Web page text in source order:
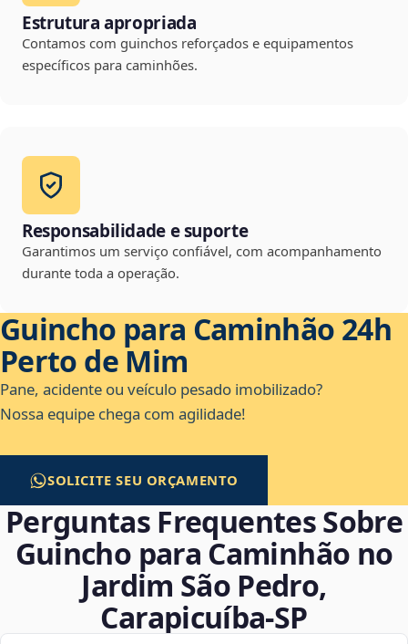
Estrutura apropriada
Contamos com guinchos reforçados e equipamentos
específicos para caminhões.
Responsabilidade e suporte
Garantimos um serviço confiável, com acompanhamento
durante toda a operação.
Guincho para Caminhão 24h
Perto de Mim
Pane, acidente ou veículo pesado imobilizado?
Nossa equipe chega com agilidade!
SOLICITE SEU ORÇAMENTO
Perguntas Frequentes Sobre
Guincho para Caminhão no
Jardim São Pedro,
Carapicuíba‑SP